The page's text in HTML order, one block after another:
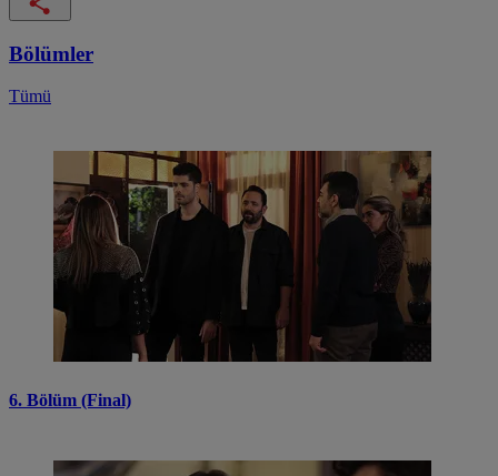
Bölümler
Tümü
6. Bölüm (Final)